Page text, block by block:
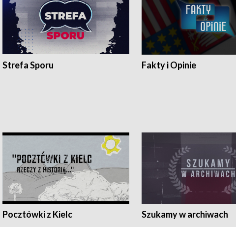
Strefa Sporu Fakty i Opinie
Pocztówki z Kielc Szukamy w archiwach